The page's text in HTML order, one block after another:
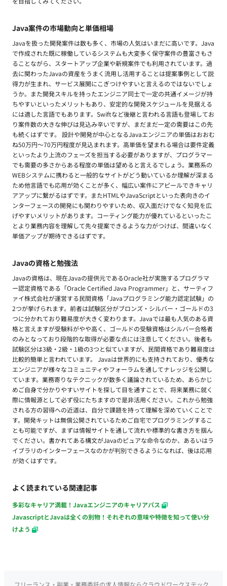
Java案件の市場動向と単価相場
Javaを扱った開発案件は数も多く、市場の人気はいまだに高いです。Java
で作成された既に稼働しているシステムも大変多く保守案件の豊富さもさ
ることながら、スタートアップ企業や新規案件でも利用されています。過
去に関わったJavaの資産をうまく流用し活用することは提案事例として説
得力が生まれ、サービス展開にこぎつけやすいと言えるのではないでしょ
うか。また開発スキルを持ったエンジニア同士で一定の共通イメージが持
ちやすいといったメリットもあり、安定的な開発スケジュールを見据える
には適した言語でもあります。Swiftなど後継と言われる言語も登場してお
り案件数の大きな伸びは見込み辛いですが、まだまだ一定の需要はこの先
も続くはずです。 設計や開発が中心となるJavaエンジニアの単価はおおむ
ね50万円〜70万円程度が見込まれます。高単価を望まれる場合は要件定義
といったより上流のフェーズを担当する必要がありますが、プログラマー
でも需要の多さからある程度の単価は望めると言えるでしょう。業務系の
WEBシステムに携わると一般的なサイトがどう動いているか理解が深まる
ため他言語でも応用が効くことが多く、幅広い案件にアピールできキャリ
アアップに繋がるはずです。またHTMLやJavaScriptといった表向きのイ
ンターフェースの開発にも関わりやすいため、収入面だけでなく知見を広
げやすいメリットがあります。コーティング能力が優れているといったこ
とより業務内容を理解して先々提案できるような力がつけば、間違いなく
単価アップが期待できるはずです。
Javaの資格と勉強法
Javaの資格は、現在Javaの提供元であるOracle社が実施するプログラマ
ー認定資格である「Oracle Certified Java Programmer」と、サーティフ
ァイ株式会社が運営する民間資格「Javaプログラミング能力認定試験」の
2つが挙げられます。前者は試験区分がブロンズ・シルバー・ゴールドの3
つに分かれており難易度が大きく変わります。Javaでは最も人気のある資
格と言えますが受験料がやや高く、ゴールドの受験資格はシルバー合格者
のみとなっており段階的な取得が必要な点には注意してください。後者も
試験区分は3級・2級・1級の3つと似ていますが、民間資格であり難易度は
比較的簡単と言われています。 Javaは世界的にも支持されており、優秀な
エンジニアが様々なコミュニティやフォーラムを通してナレッジを公開し
ています。業務寄りなテクニックが数多く議論されているため、あらかじ
めご自身で分かりやすいサイトを探して目を通すことで、将来業務に就く
際に情報源として必ず役にたちますので是非活用ください。これから勉強
される方の習得への近道は、自分で課題を持って理解を深めていくことで
す。開発キットは無償公開されているためご自宅でプログラミングするこ
とも可能ですが、まずは情報サイトを通して流れや標準的な書き方を掴ん
でください。書かれてある構文がJavaのピュアな命令なのか、あるいはラ
イブラリのインターフェースなのかが判別できるようになれば、後は応用
が効くはずです。
よく読まれている関連記事
多彩なキャリア満載！Javaエンジニアのキャリアパス
JavascriptとJavaは全くの別物！それぞれの意味や特徴を知って使い分
けよう
フリーランス・副業・業務委託の求人情報ならクラウドワークステック